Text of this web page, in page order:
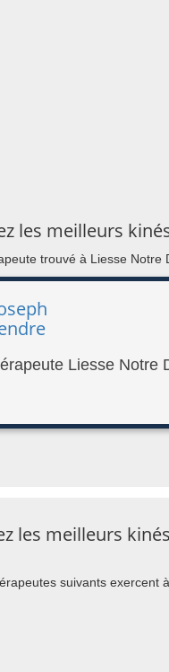
les meilleurs
trouvé à Liesse Notre
Liesse Notre
les meilleurs
suivants exercent